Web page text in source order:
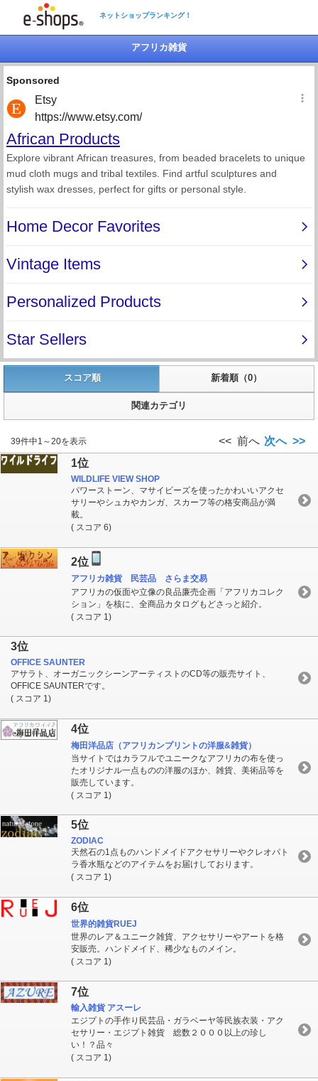
ネットショップランキング！
アフリカ雑貨
スコア順 新着順（0）
関連カテゴリ
39件中1～20を表示 << 前へ 次へ >>
1位
WILDLIFE VIEW SHOP
パワーストーン、マサイビーズを使ったかわいいアクセ
サリーやシュカやカンガ、スカーフ等の格安商品が満
載。
( スコア 6)
2位
アフリカ雑貨 民芸品 さらま交易
アフリカの仮面や立像の良品廉売企画「アフリカコレク
ション」を核に、全商品カタログもどさっと紹介。
( スコア 1)
3位
OFFICE SAUNTER
アサラト、オーガニックシーンアーティストのCD等の販売サイト、
OFFICE SAUNTERです。
( スコア 1)
4位
梅田洋品店（アフリカンプリントの洋服&雑貨）
当サイトではカラフルでユニークなアフリカの布を使っ
たオリジナル一点ものの洋服のほか、雑貨、美術品等を
販売しています。
( スコア 1)
5位
ZODIAC
天然石の1点ものハンドメイドアクセサリーやクレオパト
ラ香水瓶などのアイテムをお届けしております。
( スコア 1)
6位
世界的雑貨RUEJ
世界のレア＆ユニーク雑貨、アクセサリーやアートを格
安販売。ハンドメイド、稀少なものメイン。
( スコア 1)
7位
輸入雑貨 アスーレ
エジプトの手作り民芸品・ガラベーヤ等民族衣装・アク
セサリー・エジプト雑貨 総数２０００以上の珍し
い！？品々
( スコア 1)